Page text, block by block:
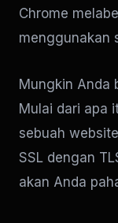
Chrome
menggunakan
Mungkin Anda
Mulai dari apa
sebuah
SSL dengan
akan Anda